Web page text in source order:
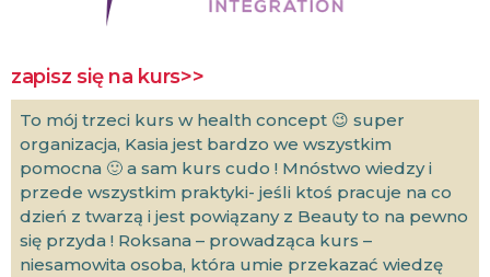
zapisz się na kurs>>
To mój trzeci kurs w health concept 😉 super
organizacja, Kasia jest bardzo we wszystkim
pomocna 🙂 a sam kurs cudo ! Mnóstwo wiedzy i
przede wszystkim praktyki- jeśli ktoś pracuje na co
dzień z twarzą i jest powiązany z Beauty to na pewno
się przyda ! Roksana – prowadząca kurs –
niesamowita osoba, która umie przekazać wiedzę